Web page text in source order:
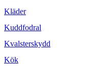
Kläder
Kuddfodral
Kvalsterskydd
Kök